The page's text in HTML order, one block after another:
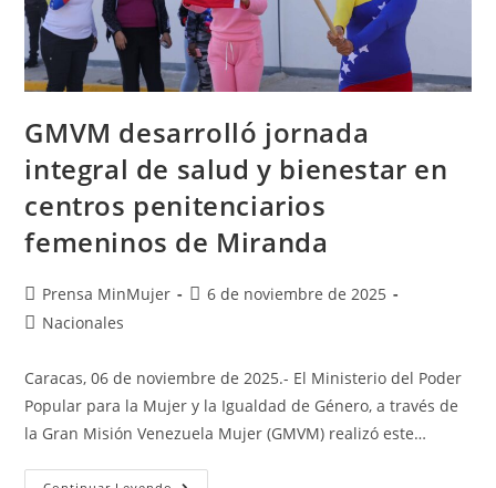
GMVM desarrolló jornada
integral de salud y bienestar en
centros penitenciarios
femeninos de Miranda
Prensa MinMujer
6 de noviembre de 2025
Nacionales
Caracas, 06 de noviembre de 2025.- El Ministerio del Poder
Popular para la Mujer y la Igualdad de Género, a través de
la Gran Misión Venezuela Mujer (GMVM) realizó este…